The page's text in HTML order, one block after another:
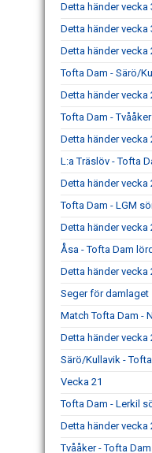
Detta händer vecka
Detta händer vecka
Detta händer vecka
Tofta Dam - Särö/
Detta händer vecka
Tofta Dam -
Detta händer vecka
L:a Träslöv - Tofta
Detta händer vecka
Tofta Dam - LGM
Detta händer vecka
Åsa - Tofta Dam
Detta händer vecka
Seger för damlaget
Match Tofta Dam -
Detta händer vecka
Särö/Kullavik -
Vecka 21
Tofta Dam - Lerkil
Detta händer vecka
Tvååker - Tofta